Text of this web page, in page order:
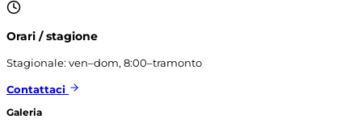
Orari / stagione
Stagionale: ven–dom, 8:00–tramonto
Contattaci
Galeria